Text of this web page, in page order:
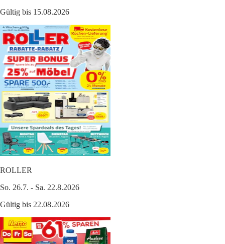
Gültig bis 15.08.2026
ROLLER
So. 26.7. - Sa. 22.8.2026
Gültig bis 22.08.2026